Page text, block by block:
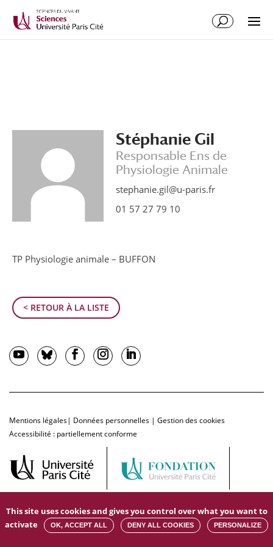
< RETOUR À LA LISTE
Stéphanie Gil
Responsable Ens de
Physiologie Animale
stephanie.gil@u-paris.fr
01 57 27 79 10
TP Physiologie animale – BUFFON
Mentions légales| Données personnelles | Gestion des cookies
Accessibilité : partiellement conforme
This site uses cookies and gives you control over what you want to
activate
OK, ACCEPT ALL DENY ALL COOKIES PERSONALIZE